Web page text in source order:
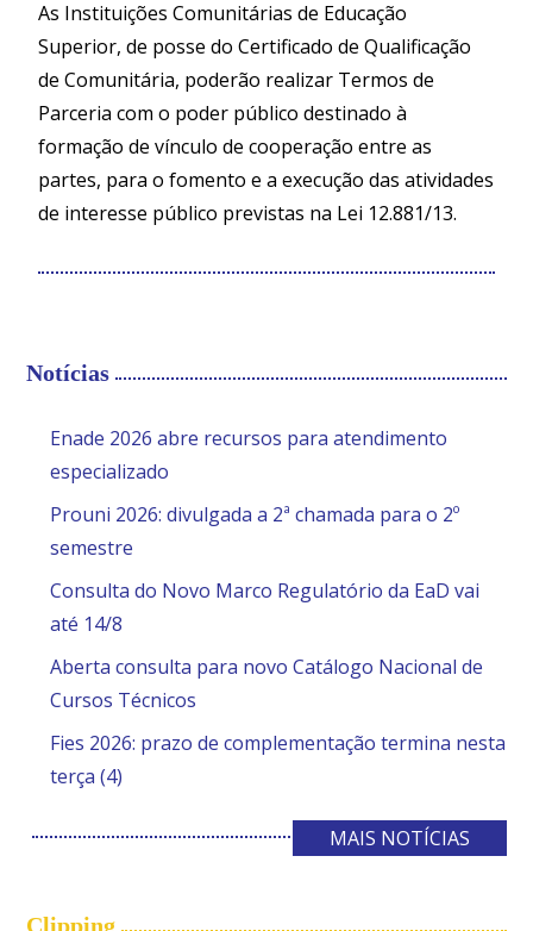
As Instituições Comunitárias de Educação
Superior, de posse do Certificado de Qualificação
de Comunitária, poderão realizar Termos de
Parceria com o poder público destinado à
formação de vínculo de cooperação entre as
partes, para o fomento e a execução das atividades
de interesse público previstas na Lei 12.881/13.
Notícias
Enade 2026 abre recursos para atendimento
especializado
Prouni 2026: divulgada a 2ª chamada para o 2º
semestre
Consulta do Novo Marco Regulatório da EaD vai
até 14/8
Aberta consulta para novo Catálogo Nacional de
Cursos Técnicos
Fies 2026: prazo de complementação termina nesta
terça (4)
MAIS NOTÍCIAS
Clipping